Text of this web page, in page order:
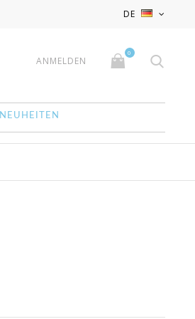
DE
ANMELDEN
0
NEUHEITEN